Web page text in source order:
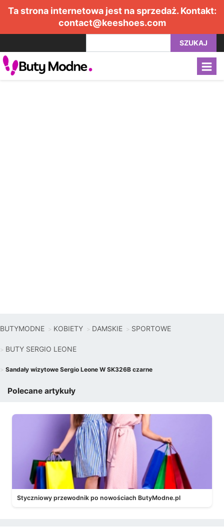
Ta strona internetowa jest na sprzedaż. Kontakt:
contact@keeshoes.com
SZUKAJ
BUTYMODNE KOBIETY DAMSKIE SPORTOWE
BUTY SERGIO LEONE
Sandały wizytowe Sergio Leone W SK326B czarne
Polecane artykuły
Styczniowy przewodnik po nowościach ButyModne.pl